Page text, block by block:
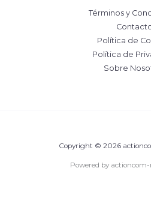
Términos y
Política de
Política de
Sobre
Copyright © 2026
Powered by